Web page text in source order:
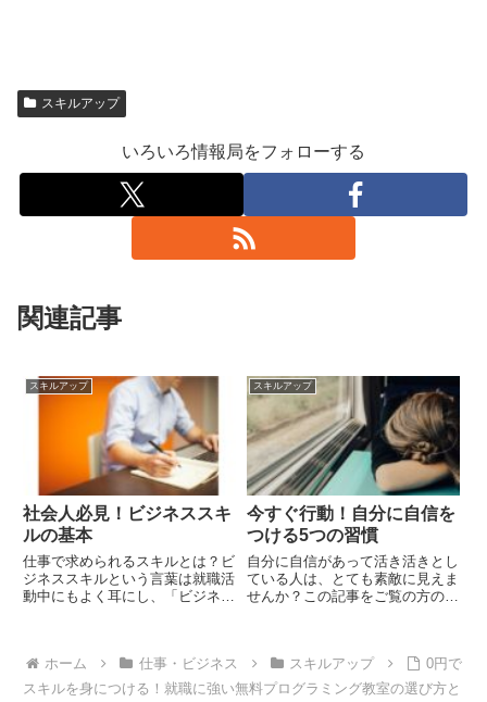
スキルアップ
いろいろ情報局をフォローする
関連記事
スキルアップ
社会人必見！ビジネススキ
ルの基本
仕事で求められるスキルとは？ビ
ジネススキルという言葉は就職活
動中にもよく耳にし、「ビジネス
ビジネススキルとはビジネススキ
ルとは「技術」のことです。仕
スキルアップ
今すぐ行動！自分に自信を
つける5つの習慣
自分に自信があって活き活きとし
ている人は、とても素敵に見えま
せんか？この記事をご覧の方の中
もいるかもしれません。筆者も同
じように、物事の捉え方のクセで
ホーム 仕事・ビジネス スキルアップ
0円で
スキルを身につける！就職に強い無料プログラミング教室の選び方と